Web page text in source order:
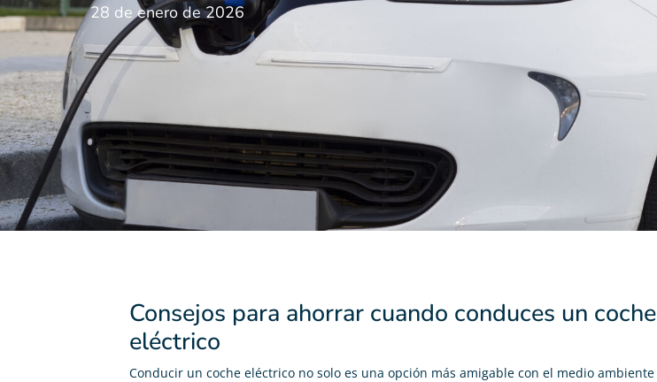
28 de enero de 2026
Consejos para ahorrar cuando conduces un coche
eléctrico
Conducir un coche eléctrico no solo es una opción más amigable con el medio ambiente